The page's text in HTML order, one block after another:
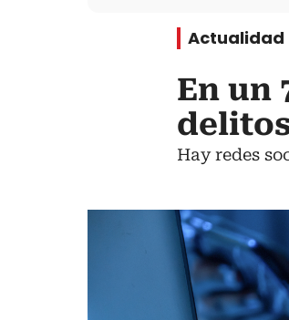
Actualidad
En un
Hay redes